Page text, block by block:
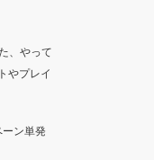
、やって
やプレイ
ン単発